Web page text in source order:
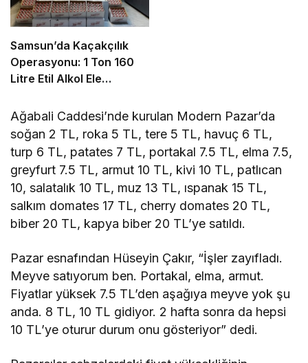
Samsun’da Kaçakçılık
Operasyonu: 1 Ton 160
Litre Etil Alkol Ele
Ağabali Caddesi’nde kurulan Modern Pazar’da
soğan 2 TL, roka 5 TL, tere 5 TL, havuç 6 TL,
turp 6 TL, patates 7 TL, portakal 7.5 TL, elma 7.5,
greyfurt 7.5 TL, armut 10 TL, kivi 10 TL, patlıcan
10, salatalık 10 TL, muz 13 TL, ıspanak 15 TL,
salkım domates 17 TL, cherry domates 20 TL,
biber 20 TL, kapya biber 20 TL’ye satıldı.
Pazar esnafından Hüseyin Çakır, “İşler zayıfladı.
Meyve satıyorum ben. Portakal, elma, armut.
Fiyatlar yüksek 7.5 TL’den aşağıya meyve yok şu
anda. 8 TL, 10 TL gidiyor. 2 hafta sonra da hepsi
10 TL’ye oturur durum onu gösteriyor” dedi.